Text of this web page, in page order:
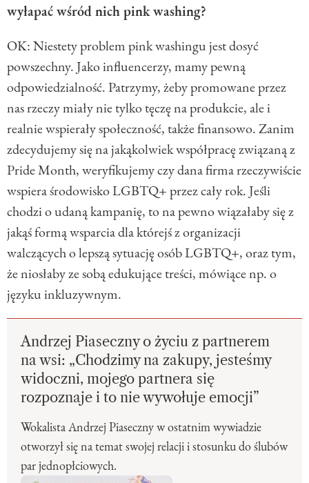
wyłapać wśród nich pink washing?
OK: Niestety problem pink washingu jest dosyć
powszechny. Jako influencerzy, mamy pewną
odpowiedzialność. Patrzymy, żeby promowane przez
nas rzeczy miały nie tylko tęczę na produkcie, ale i
realnie wspierały społeczność, także finansowo. Zanim
zdecydujemy się na jakąkolwiek współpracę związaną z
Pride Month, weryfikujemy czy dana firma rzeczywiście
wspiera środowisko LGBTQ+ przez cały rok. Jeśli
chodzi o udaną kampanię, to na pewno wiązałaby się z
jakąś formą wsparcia dla którejś z organizacji
walczących o lepszą sytuację osób LGBTQ+, oraz tym,
że niosłaby ze sobą edukujące treści, mówiące np. o
języku inkluzywnym.
Andrzej Piaseczny o życiu z partnerem
na wsi: „Chodzimy na zakupy, jesteśmy
widoczni, mojego partnera się
rozpoznaje i to nie wywołuje emocji”
Wokalista Andrzej Piaseczny w ostatnim wywiadzie
otworzył się na temat swojej relacji i stosunku do ślubów
par jednopłciowych.